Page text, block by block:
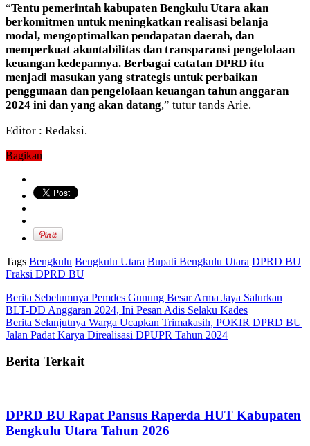
“Tentu pemerintah kabupaten Bengkulu Utara akan
berkomitmen untuk meningkatkan realisasi belanja
modal, mengoptimalkan pendapatan daerah, dan
memperkuat akuntabilitas dan transparansi pengelolaan
keuangan kedepannya. Berbagai catatan DPRD itu
menjadi masukan yang strategis untuk perbaikan
penggunaan dan pengelolaan keuangan tahun anggaran
2024 ini dan yang akan datang,” tutur tands Arie.
Editor : Redaksi.
Bagikan
Tags Bengkulu Bengkulu Utara Bupati Bengkulu Utara DPRD BU
Fraksi DPRD BU
Berita Sebelumnya Pemdes Gunung Besar Arma Jaya Salurkan
BLT-DD Anggaran 2024, Ini Pesan Adis Selaku Kades
Berita Selanjutnya Warga Ucapkan Trimakasih, POKIR DPRD BU
Jalan Padat Karya Direalisasi DPUPR Tahun 2024
Berita Terkait
DPRD BU Rapat Pansus Raperda HUT Kabupaten
Bengkulu Utara Tahun 2026